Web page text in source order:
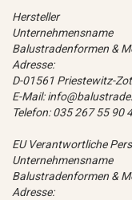
Hersteller
Unternehmensname
Balustradenformen &
Adresse:
D-01561 Priestewitz-
E-Mail:
Telefon: 035 267 55 90
EU Verantwortliche
Unternehmensname
Balustradenformen &
Adresse: